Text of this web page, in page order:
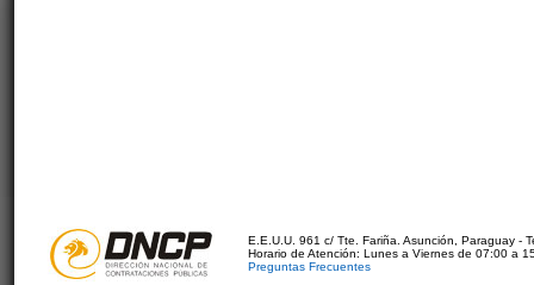
E.E.U.U. 961 c/ Tte. Fariña. Asunción, Paraguay -
Horario de Atención: Lunes a Viernes de 07:00 a
Preguntas Frecuentes